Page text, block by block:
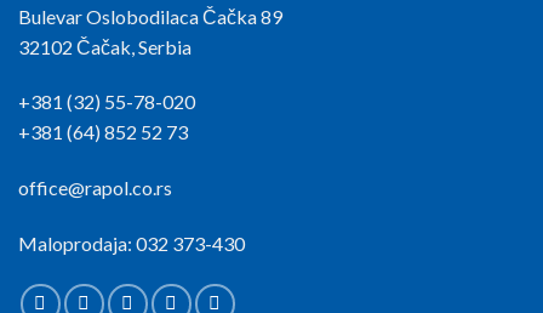
Bulevar Oslobodilaca Čačka 89
32102 Čačak, Serbia
+381 (32) 55-78-020
+381 (64) 852 52 73
office@rapol.co.rs
Maloprodaja: 032 373-430